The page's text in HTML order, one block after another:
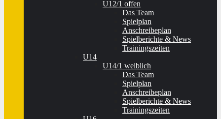
U12/1 offen
Das Team
Spielplan
Anschreibeplan
Spielberichte & News
Trainingszeiten
U14
U14/1 weiblich
Das Team
Spielplan
Anschreibeplan
Spielberichte & News
Trainingszeiten